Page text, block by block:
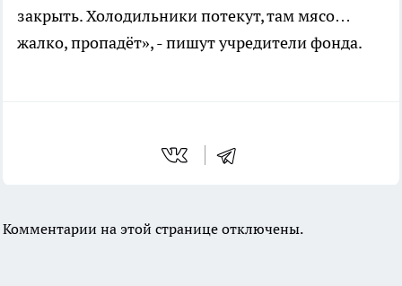
закрыть. Холодильники потекут, там мясо…
жалко, пропадёт», - пишут учредители фонда.
Комментарии на этой странице отключены.